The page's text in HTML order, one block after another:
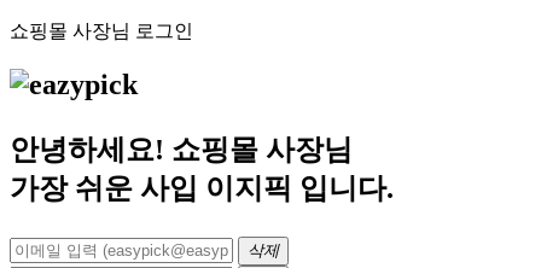
쇼핑몰 사장님 로그인
안녕하세요! 쇼핑몰 사장님
가장 쉬운 사입 이지픽 입니다.
삭제